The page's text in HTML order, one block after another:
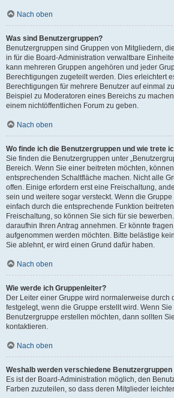
Nach oben
Was sind Benutzergruppen?
Benutzergruppen sind Gruppen von Mitgliedern,
in für die Board-Administration verwaltbare
kann mehreren Gruppen angehören und jeder
Berechtigungen zugeteilt werden. Dies erleichtert
Berechtigungen für mehrere Benutzer auf einmal
Beispiel zu Moderatoren eines Bereichs zu
einem nichtöffentlichen Forum zu geben.
Nach oben
Wo finde ich die Benutzergruppen und wie trete
Sie finden die Benutzergruppen unter
Bereich. Wenn Sie einer beitreten möchten,
entsprechenden Schaltfläche machen. Nicht alle
offen. Einige erfordern erst eine Freischaltung,
sein und weitere sogar versteckt. Wenn die
einfach durch die entsprechende Funktion
Freischaltung, so können Sie sich für sie
daraufhin Ihren Antrag annehmen. Er könnte
aufgenommen werden möchten. Bitte belästige
Sie ablehnt, er wird einen Grund dafür haben.
Nach oben
Wie werde ich Gruppenleiter?
Der Leiter einer Gruppe wird normalerweise durch
festgelegt, wenn die Gruppe erstellt wird. Wenn
Benutzergruppe erstellen möchten, dann sollten
kontaktieren.
Nach oben
Weshalb werden verschiedene
Es ist der Board-Administration möglich, den
Farben zuzuteilen, so dass deren Mitglieder